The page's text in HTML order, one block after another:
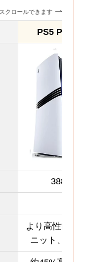
スクロールできます
PS5
より高性能、
ニット、